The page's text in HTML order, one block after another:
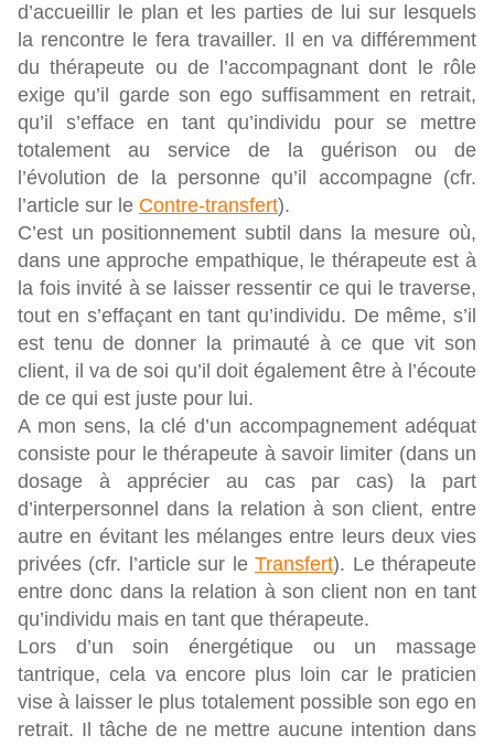
d’accueillir le plan et les parties de lui sur lesquels
la rencontre le fera travailler. Il en va différemment
du thérapeute ou de l’accompagnant dont le rôle
exige qu’il garde son ego suffisamment en retrait,
qu’il s’efface en tant qu’individu pour se mettre
totalement au service de la guérison ou de
l’évolution de la personne qu’il accompagne (cfr.
l’article sur le Contre-transfert).
C’est un positionnement subtil dans la mesure où,
dans une approche empathique, le thérapeute est à
la fois invité à se laisser ressentir ce qui le traverse,
tout en s’effaçant en tant qu’individu. De même, s’il
est tenu de donner la primauté à ce que vit son
client, il va de soi qu’il doit également être à l’écoute
de ce qui est juste pour lui.
A mon sens, la clé d’un accompagnement adéquat
consiste pour le thérapeute à savoir limiter (dans un
dosage à apprécier au cas par cas) la part
d’interpersonnel dans la relation à son client, entre
autre en évitant les mélanges entre leurs deux vies
privées (cfr. l’article sur leTransfert). Le thérapeute
entre donc dans la relation à son client non en tant
qu’individu mais en tant que thérapeute.
Lors d’un soin énergétique ou un massage
tantrique, cela va encore plus loin car le praticien
vise à laisser le plus totalement possible son ego en
retrait. Il tâche de ne mettre aucune intention dans